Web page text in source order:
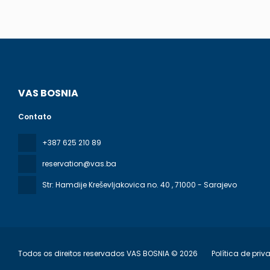
VAS BOSNIA
Contato
+387 625 210 89
reservation@vas.ba
Str: Hamdije Kreševljakovica no. 40 , 71000 - Sarajevo
Todos os direitos reservados VAS BOSNIA © 2026 Política de